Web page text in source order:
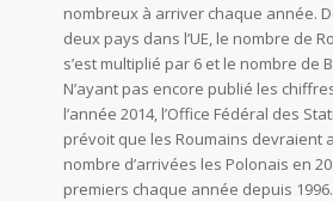
nombreux à arriver chaque année.
deux pays dans l’UE, le nombre de
s’est multiplié par 6 et le nombre de
N’ayant pas encore publié les
l’année 2014, l’Office Fédéral des
prévoit que les Roumains devraient
nombre d’arrivées les Polonais en
premiers chaque année depuis